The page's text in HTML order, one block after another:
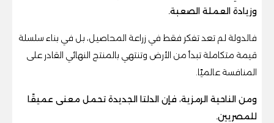
وزيادة العملة الصعبة.
فالدولة لم تعد تفكر فقط في زراعة المحاصيل، بل في بناء سلسلة
قيمة متكاملة تبدأ من الأرض وتنتهي بالمنتج النهائي القادر على
المنافسة عالميًا.
ومن الناحية الرمزية، فإن الدلتا الجديدة تحمل معنى عميقًا
للمصريين.